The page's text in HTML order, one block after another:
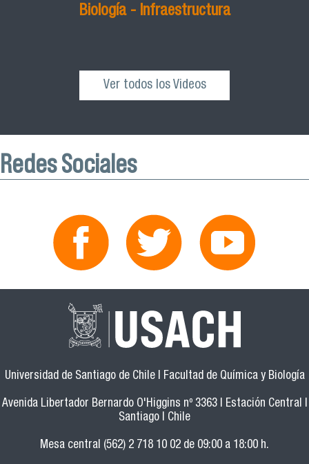
Biología - Infraestructura
Ver todos los Videos
Redes Sociales
Universidad de Santiago de Chile | Facultad de Química y Biología
Avenida Libertador Bernardo O'Higgins nº 3363 | Estación Central |
Santiago | Chile
Mesa central (562) 2 718 10 02 de 09:00 a 18:00 h.